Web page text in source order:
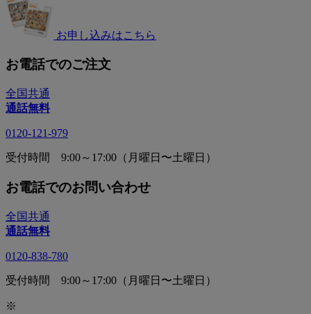
お申し込みはこちら
お電話でのご注文
全国共通
通話無料
0120-121-979
受付時間 9:00～17:00（月曜日〜土曜日）
お電話でのお問い合わせ
全国共通
通話無料
0120-838-780
受付時間 9:00～17:00（月曜日〜土曜日）
※